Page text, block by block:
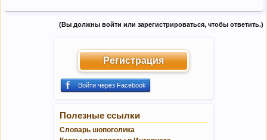
(Вы должны войти или зарегистрироваться, чтобы ответить.)
Регистрация
Войти через Facebook
Полезные ссылки
Словарь шопоголика